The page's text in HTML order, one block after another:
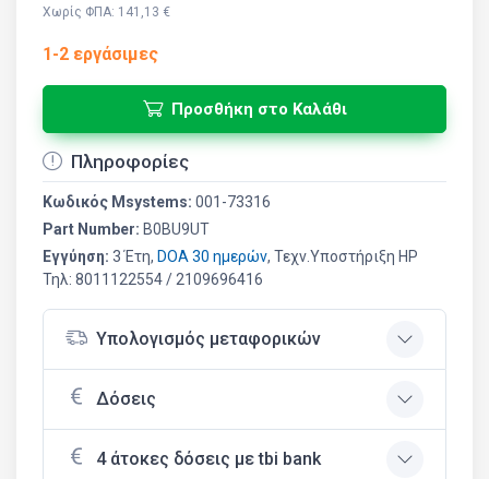
Χωρίς ΦΠΑ: 141,13 €
1-2 εργάσιμες
Προσθήκη στο Καλάθι
Πληροφορίες
Κωδικός Msystems: 001-73316
Part Number: B0BU9UT
Εγγύηση: 3 Έτη, DOA 30 ημερών, Τεχν.Υποστήριξη HP
Τηλ: 8011122554 / 2109696416
Υπολογισμός μεταφορικών
Δόσεις
4 άτοκες δόσεις με tbi bank